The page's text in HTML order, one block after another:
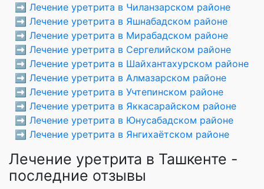
➡️ Лечение уретрита в Чиланзарском районе
➡️ Лечение уретрита в Яшнабадском районе
➡️ Лечение уретрита в Мирабадском районе
➡️ Лечение уретрита в Сергелийском районе
➡️ Лечение уретрита в Шайхантахурском районе
➡️ Лечение уретрита в Алмазарском районе
➡️ Лечение уретрита в Учтепинском районе
➡️ Лечение уретрита в Яккасарайском районе
➡️ Лечение уретрита в Юнусабадском районе
➡️ Лечение уретрита в Янгихаётском районе
Лечение уретрита в Ташкенте -
последние отзывы